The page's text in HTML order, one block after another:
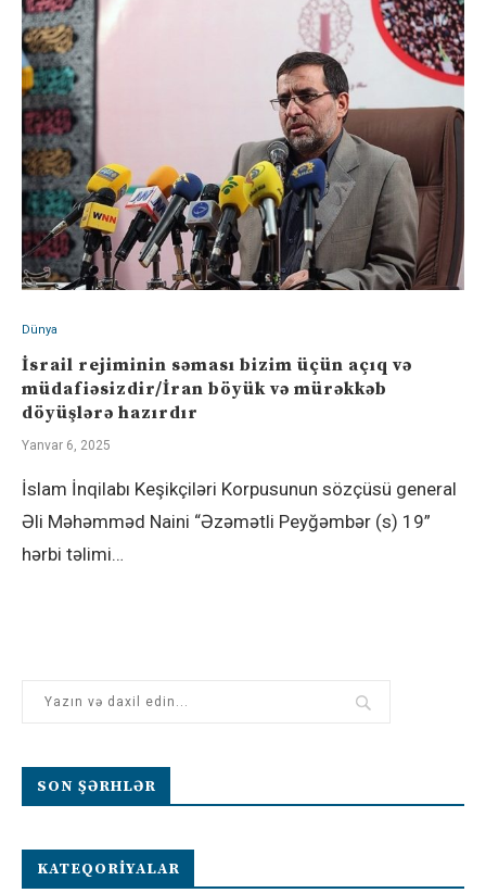
Dünya
İsrail rejiminin səması bizim üçün açıq və
müdafiəsizdir/İran böyük və mürəkkəb
döyüşlərə hazırdır
Yanvar 6, 2025
İslam İnqilabı Keşikçiləri Korpusunun sözçüsü general
Əli Məhəmməd Naini “Əzəmətli Peyğəmbər (s) 19”
hərbi təlimi…
SON ŞƏRHLƏR
KATEQORIYALAR